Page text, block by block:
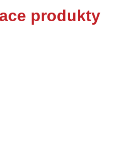
produkty